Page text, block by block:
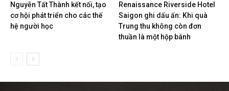
Nguyễn Tất Thành kết nối, tạo
cơ hội phát triển cho các thế
hệ người học
Renaissance Riverside Hotel
Saigon ghi dấu ấn: Khi quà
Trung thu không còn đơn
thuần là một hộp bánh